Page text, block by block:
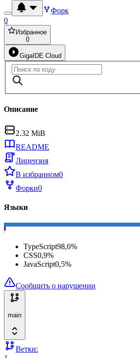
Форк
0
Избранное
0
GigaIDE Cloud
Описание
2.32 MiB
README
Лицензия
В избранном0
Форки0
Языки
TypeScript98,6%
CSS0,9%
JavaScript0,5%
Сообщить о нарушении
main
Ветки: